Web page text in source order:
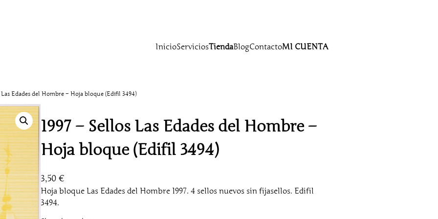
InicioServiciosTiendaBlogContactoMI CUENTA
Edades del Hombre – Hoja bloque (Edifil 3494)
1997 – Sellos Las Edades del Hombre –
Hoja bloque (Edifil 3494)
3,50 €
Hoja bloque Las Edades del Hombre 1997. 4 sellos nuevos sin fijasellos. Edifil
3494.